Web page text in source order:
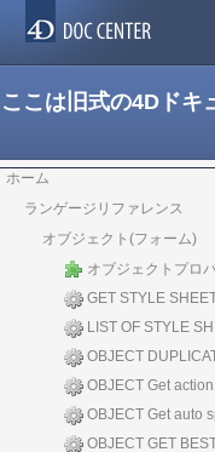
ここは旧式の4Dドキ
ホーム
ランゲージリファレンス
オブジェクト(フォーム)
オブジェクトプロ
GET STYLE
LIST OF STYLE
OBJECT
OBJECT Get action
OBJECT Get auto
OBJECT GET